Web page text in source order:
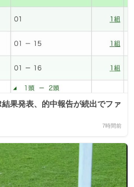
果発表、的中報告が続出でファ
7時間前